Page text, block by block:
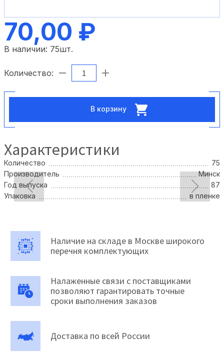
70,00 ₽
В наличии: 75шт.
Количество:
В корзину
Характеристики
Количество
75
Производитель
Минск
Год выпуска
87
Упаковка
в пленке
Наличие на складе в Москве широкого
перечня комплектующих
Налаженные связи с поставщиками
позволяют гарантировать точные
сроки выполнения заказов
Доставка по всей России